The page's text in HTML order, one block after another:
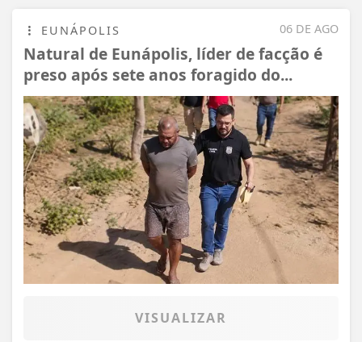
06 DE AGO
EUNÁPOLIS
Natural de Eunápolis, líder de facção é
preso após sete anos foragido do...
VISUALIZAR